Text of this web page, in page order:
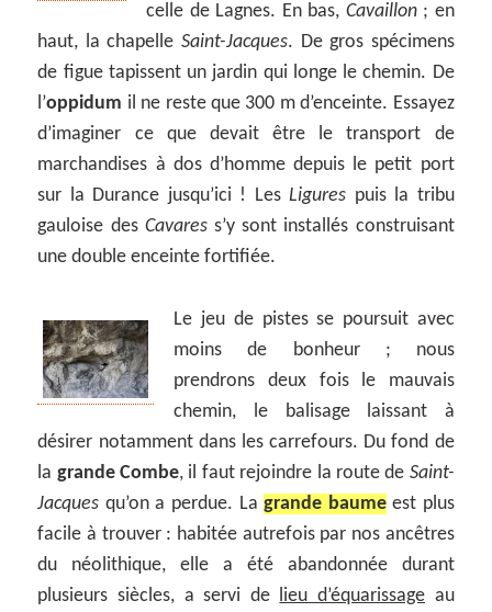
celle de Lagnes. En bas, Cavaillon; en
haut, la chapelle Saint-Jacques. De gros spécimens
de figue tapissent un jardin qui longe le chemin. De
l’oppidum il ne reste que 300 m d’enceinte. Essayez
d’imaginer ce que devait être le transport de
marchandises à dos d’homme depuis le petit port
sur la Durance jusqu’ici ! LesLigures puis la tribu
gauloise des Cavaress’y sont installés construisant
une double enceinte fortifiée.
Le jeu de pistes se poursuit avec
moins de bonheur ; nous
prendrons deux fois le mauvais
chemin, le balisage laissant à
désirer notamment dans les carrefours. Du fond de
la grande Combe, il faut rejoindre la route de Saint-
Jacques qu’on a perdue. Lagrande baumeest plus
facile à trouver : habitée autrefois par nos ancêtres
du néolithique, elle a été abandonnée durant
plusieurs siècles, a servi de lieu d’équarissageau